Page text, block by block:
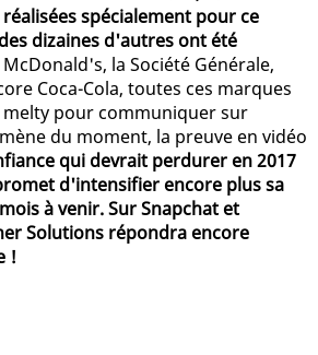
spécialement pour ce
dizaines d'autres ont été
la Société Générale,
Coca-Cola, toutes ces marques
pour communiquer sur
du moment, la preuve en vidéo
qui devrait perdurer en 2017
d'intensifier encore plus sa
à venir. Sur Snapchat et
Solutions répondra encore
!